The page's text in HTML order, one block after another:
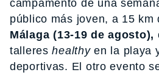
campamento de una
público más joven, a 15 km
Málaga (13-19 de agosto),
tallereshealthyen la playa
deportivas. El otro evento